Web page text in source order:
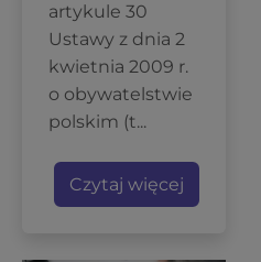
artykule 30
Ustawy z dnia 2
kwietnia 2009 r.
o obywatelstwie
polskim (t...
Czytaj więcej